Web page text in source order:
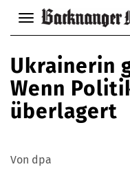
Navigation
anzeigen
verbergen
Ukrainerin
Wenn
überlagert
Von dpa